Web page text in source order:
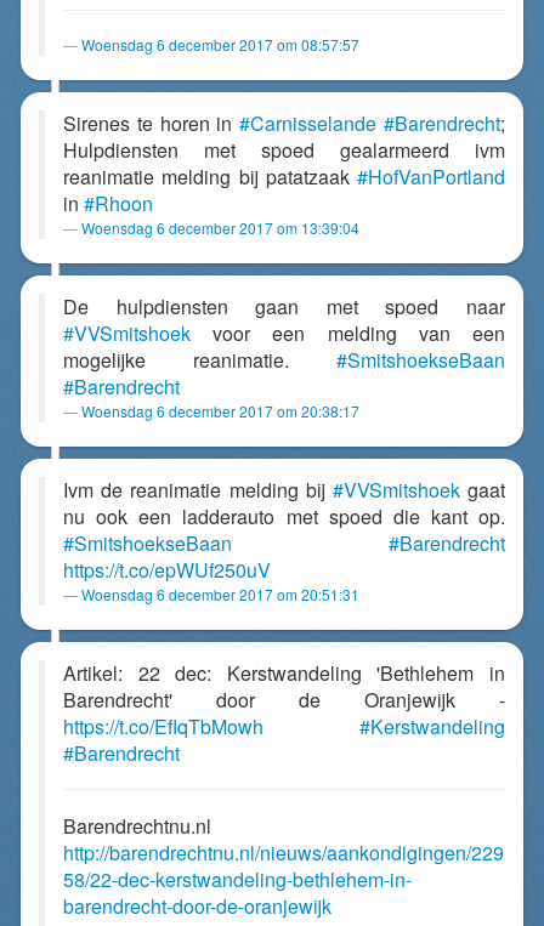
Woensdag 6 december 2017 om 08:57:57
Sirenes te horen in#Carnisselande #Barendrecht;
Hulpdiensten met spoed gealarmeerd ivm
reanimatie melding bij patatzaak #HofVanPortland
in #Rhoon
Woensdag 6 december 2017 om 13:39:04
De hulpdiensten gaan met spoed naar
#VVSmitshoek voor een melding van een
mogelijke reanimatie. #SmitshoekseBaan
#Barendrecht
Woensdag 6 december 2017 om 20:38:17
Ivm de reanimatie melding bij #VVSmitshoekgaat
nu ook een ladderauto met spoed die kant op.
#SmitshoekseBaan
#Barendrecht
https://t.co/epWUf250uV
Woensdag 6 december 2017 om 20:51:31
Artikel: 22 dec: Kerstwandeling 'Bethlehem in
Barendrecht' door de Oranjewijk -
https://t.co/EflqTbMowh
#Kerstwandeling
#Barendrecht
Barendrechtnu.nl
http://barendrechtnu.nl/nieuws/aankondigingen/229
58/22-dec-kerstwandeling-bethlehem-in-
barendrecht-door-de-oranjewijk